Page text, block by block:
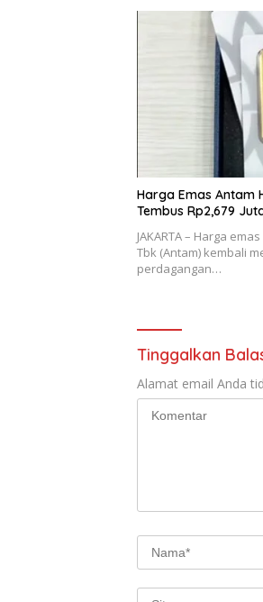
Harga Emas Antam
Tembus Rp2,679
JAKARTA – Harga
Tbk (Antam) kembali
perdagangan…
Tinggalkan
Alamat email Anda